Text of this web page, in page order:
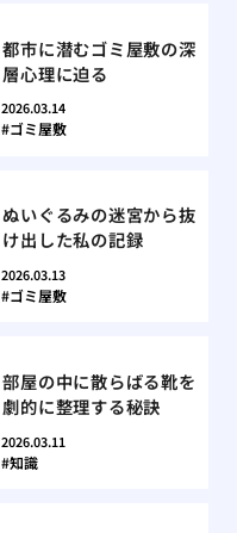
都市に潜むゴミ屋敷の深
層心理に迫る
2026.03.14
ゴミ屋敷
ぬいぐるみの迷宮から抜
け出した私の記録
2026.03.13
ゴミ屋敷
部屋の中に散らばる靴を
劇的に整理する秘訣
2026.03.11
知識